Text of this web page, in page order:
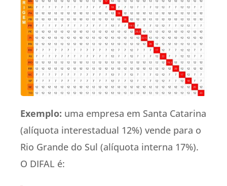
Exemplo: uma empresa em Santa Catarina
(alíquota interestadual 12%) vende para o
Rio Grande do Sul (alíquota interna 17%).
O DIFAL é: